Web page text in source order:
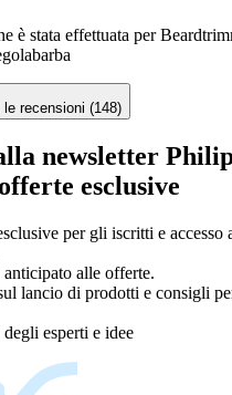
è stata effettuata per
le recensioni (148)
newsletter
esclusive
per gli iscritti e accesso
anticipato alle offerte.
lancio di prodotti e consigli
esperti e idee